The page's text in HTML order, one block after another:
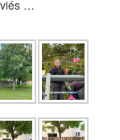
…